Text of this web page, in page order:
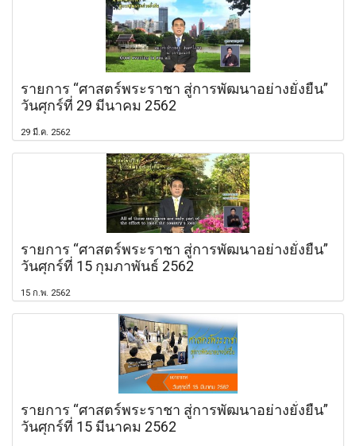
รายการ “ศาสตร์พระราชา สู่การพัฒนาอย่างยั่งยืน”
วันศุกร์ที่ 29 มีนาคม 2562
29 มี.ค. 2562
รายการ “ศาสตร์พระราชา สู่การพัฒนาอย่างยั่งยืน”
วันศุกร์ที่ 15 กุมภาพันธ์ 2562
15 ก.พ. 2562
รายการ “ศาสตร์พระราชา สู่การพัฒนาอย่างยั่งยืน”
วันศุกร์ที่ 15 มีนาคม 2562